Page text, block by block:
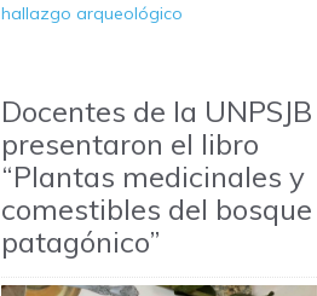
hallazgo arqueológico
Docentes de la UNPSJB
presentaron el libro
“Plantas medicinales y
comestibles del bosque
patagónico”